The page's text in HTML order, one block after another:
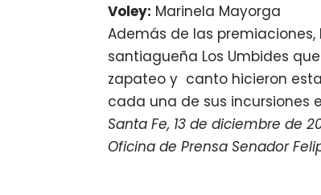
Voley: Marinela Mayorga
Además de las
santiagueña Los Umbides
zapateo y canto hicieron
cada una de sus incursiones
Santa Fe, 13 de diciembre de
Oficina de Prensa Senador